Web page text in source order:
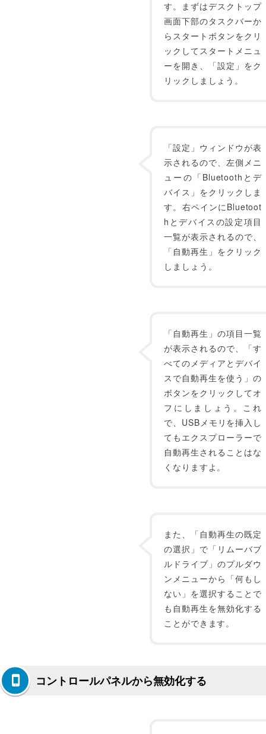
す。まずはデスクトップ
画面下部のタスクバーか
らスタートボタンをクリ
ックしてスタートメニュ
ーを開き、「設定」をク
リックしましょう。
「設定」ウィンドウが表
示されるので、左側メニ
ューの「Bluetoothとデ
バイス」をクリックしま
す。右ペインにBluetoot
hとデバイスの設定項目
一覧が表示されるので、
「自動再生」をクリック
しましょう。
「自動再生」の項目一覧
が表示されるので、「す
べてのメディアとデバイ
スで自動再生を使う」の
ボタンをクリックしてオ
フにしましょう。これ
で、USBメモリを挿入し
てもエクスプローラーで
自動再生されることはな
くなりますよ。
また、「自動再生の既定
の選択」で「リムーバブ
ルドライブ」のプルダウ
ンメニューから「何もし
ない」を選択することで
も自動再生を無効化する
ことができます。
コントロールパネルから無効化する